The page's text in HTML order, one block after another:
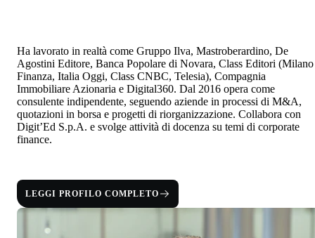
Ha lavorato in realtà come Gruppo Ilva, Mastroberardino, De
Agostini Editore, Banca Popolare di Novara, Class Editori (Milano
Finanza, Italia Oggi, Class CNBC, Telesia), Compagnia
Immobiliare Azionaria e Digital360. Dal 2016 opera come
consulente indipendente, seguendo aziende in processi di M&A,
quotazioni in borsa e progetti di riorganizzazione. Collabora con
Digit’Ed S.p.A. e svolge attività di docenza su temi di corporate
finance.
LEGGI PROFILO COMPLETO